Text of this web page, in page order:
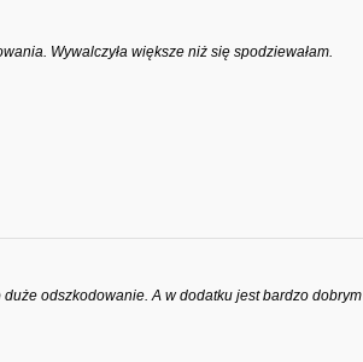
Wywalczyła większe niż się spodziewałam.
odszkodowanie. A w dodatku jest bardzo dobrym